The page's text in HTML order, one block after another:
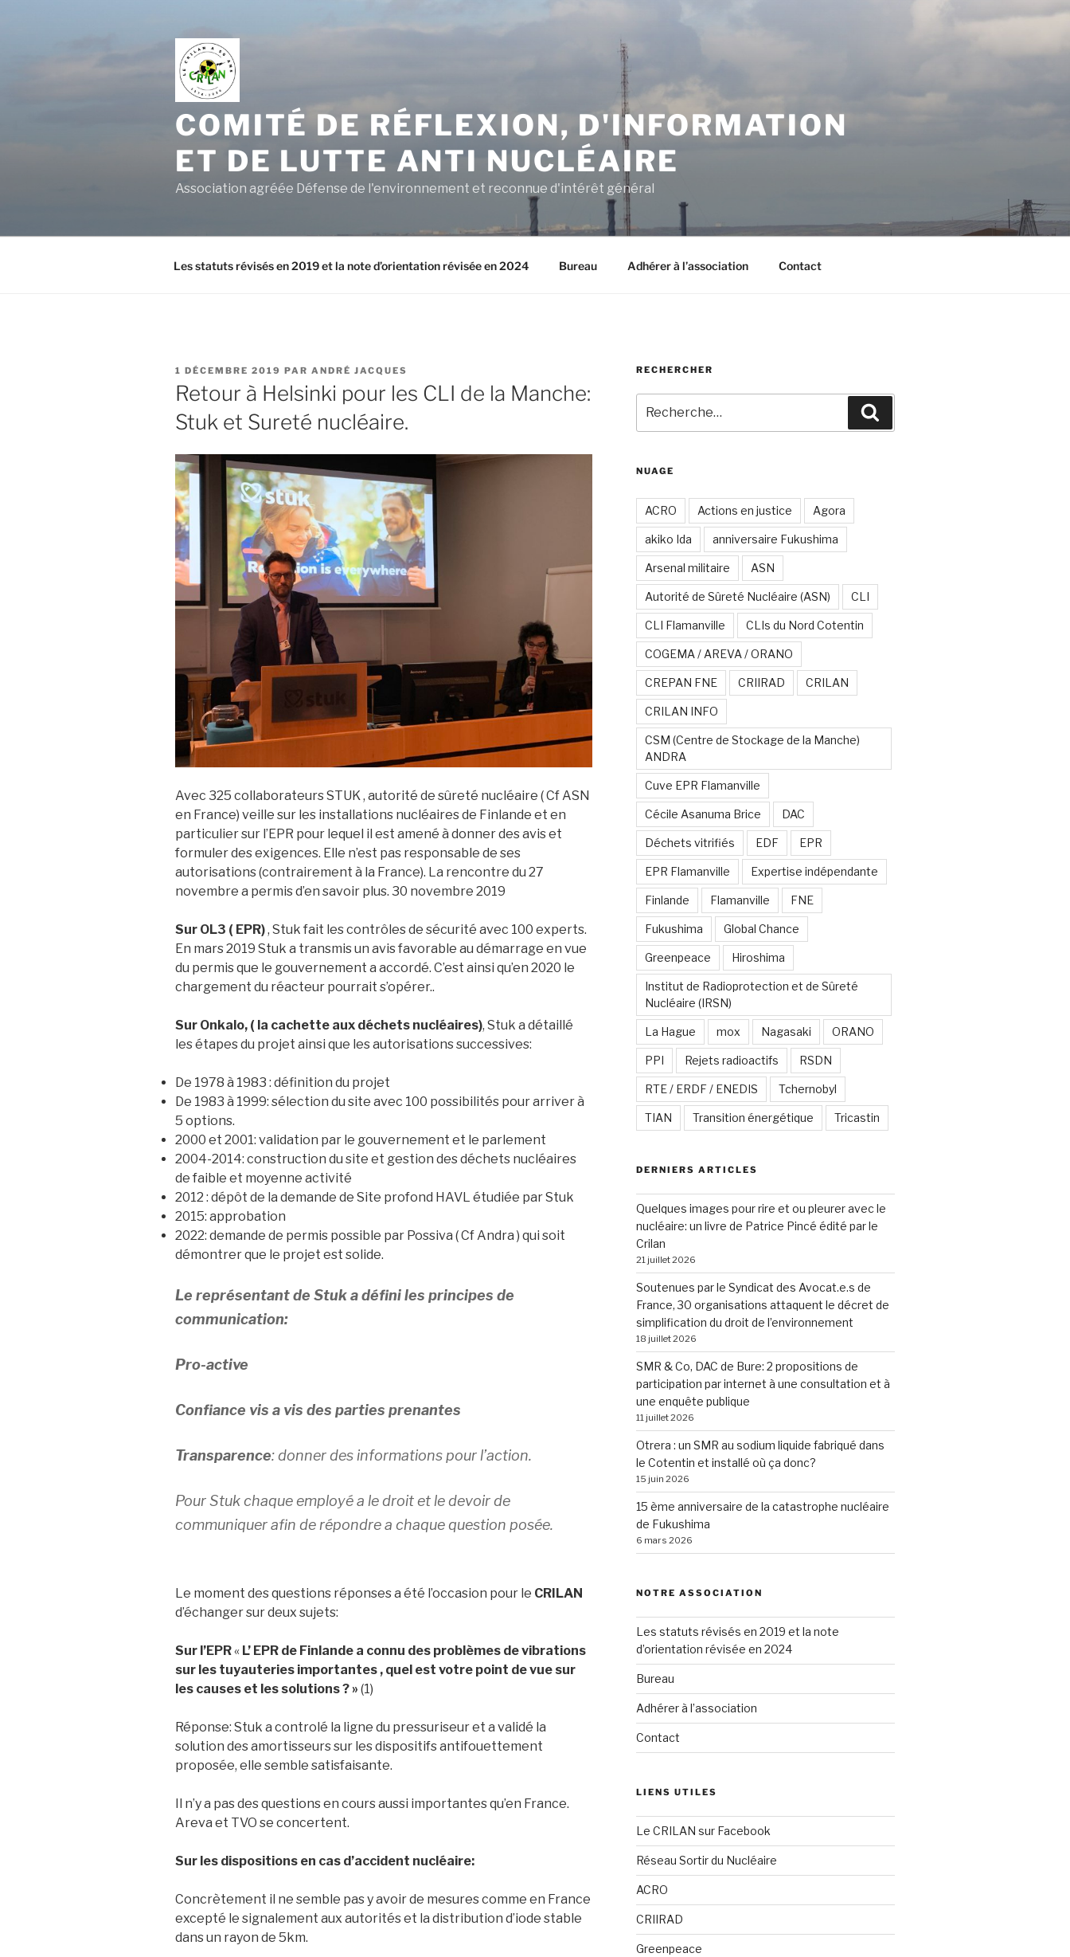
COMITÉ DE RÉFLEXION, D'INFORMATION
ET DE LUTTE ANTI NUCLÉAIRE
Association agréée Défense de l'environnement et reconnue d'intérêt général
Les statuts révisés en 2019 et la note d’orientation révisée en 2024 Bureau Adhérer à l’association Contact
PUBLIÉ
LE
1 DÉCEMBRE 2019 PAR ANDRÉ JACQUES
Retour à Helsinki pour les CLI de la Manche:
Stuk et Sureté nucléaire.
Avec 325 collaborateurs STUK , autorité de sûreté nucléaire ( Cf ASN
en France) veille sur les installations nucléaires de Finlande et en
particulier sur l’EPR pour lequel il est amené à donner des avis et
formuler des exigences. Elle n’est pas responsable de ses
autorisations (contrairement à la France). La rencontre du 27
novembre a permis d’en savoir plus. 30 novembre 2019
Sur OL3 ( EPR), Stuk fait les contrôles de sécurité avec 100 experts.
En mars 2019 Stuk a transmis un avis favorable au démarrage en vue
du permis que le gouvernement a accordé. C’est ainsi qu’en 2020 le
chargement du réacteur pourrait s’opérer..
Sur Onkalo, ( la cachette aux déchets nucléaires), Stuk a détaillé
les étapes du projet ainsi que les autorisations successives:
De 1978 à 1983 : définition du projet
De 1983 à 1999: sélection du site avec 100 possibilités pour arriver à
5 options.
2000 et 2001: validation par le gouvernement et le parlement
2004-2014: construction du site et gestion des déchets nucléaires
de faible et moyenne activité
2012 : dépôt de la demande de Site profond HAVL étudiée par Stuk
2015: approbation
2022: demande de permis possible par Possiva ( Cf Andra ) qui soit
démontrer que le projet est solide.
Le représentant de Stuk a défini les principes de
communication:
Pro-active
Confiance vis a vis des parties prenantes
Transparence: donner des informations pour l’action.
Pour Stuk chaque employé a le droit et le devoir de
communiquer afin de répondre a chaque question posée.
Le moment des questions réponses a été l’occasion pour le CRILAN
d’échanger sur deux sujets:
Sur l’EPR« L’ EPR de Finlande a connu des problèmes de vibrations
sur les tuyauteries importantes , quel est votre point de vue sur
les causes et les solutions ? » (1)
Réponse: Stuk a controlé la ligne du pressuriseur et a validé la
solution des amortisseurs sur les dispositifs antifouettement
proposée, elle semble satisfaisante.
Il n’y a pas des questions en cours aussi importantes qu’en France.
Areva et TVO se concertent.
Sur les dispositions en cas d’accident nucléaire:
Concrètement il ne semble pas y avoir de mesures comme en France
excepté le signalement aux autorités et la distribution d’iode stable
dans un rayon de 5km.
RECHERCHER
pour
:
NUAGE
ACRO Actions en justice Agora
akiko Ida anniversaire Fukushima
Arsenal militaire ASN
Autorité de Sûreté Nucléaire (ASN) CLI
CLI Flamanville CLIs du Nord Cotentin
COGEMA / AREVA / ORANO
CREPAN FNE CRIIRAD CRILAN
CRILAN INFO
CSM (Centre de Stockage de la Manche)
ANDRA
Cuve EPR Flamanville
Cécile Asanuma Brice DAC
Déchets vitrifiés EDF EPR
EPR Flamanville Expertise indépendante
Finlande Flamanville FNE
Fukushima Global Chance
Greenpeace Hiroshima
Institut de Radioprotection et de Sûreté
Nucléaire (IRSN)
La Hague mox Nagasaki ORANO
PPI Rejets radioactifs RSDN
RTE / ERDF / ENEDIS Tchernobyl
TIAN Transition énergétique Tricastin
DERNIERS ARTICLES
Quelques images pour rire et ou pleurer avec le
nucléaire: un livre de Patrice Pincé édité par le
Crilan
21 juillet 2026
Soutenues par le Syndicat des Avocat.e.s de
France, 30 organisations attaquent le décret de
simplification du droit de l’environnement
18 juillet 2026
SMR & Co, DAC de Bure: 2 propositions de
participation par internet à une consultation et à
une enquête publique
11 juillet 2026
Otrera : un SMR au sodium liquide fabriqué dans
le Cotentin et installé où ça donc?
15 juin 2026
15 ème anniversaire de la catastrophe nucléaire
de Fukushima
6 mars 2026
NOTRE ASSOCIATION
Les statuts révisés en 2019 et la note
d’orientation révisée en 2024
Bureau
Adhérer à l’association
Contact
LIENS UTILES
Le CRILAN sur Facebook
Réseau Sortir du Nucléaire
ACRO
CRIIRAD
Greenpeace